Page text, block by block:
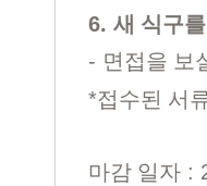
6. 새 식구
- 면접을 보
*접수된 서
마감 일자 :